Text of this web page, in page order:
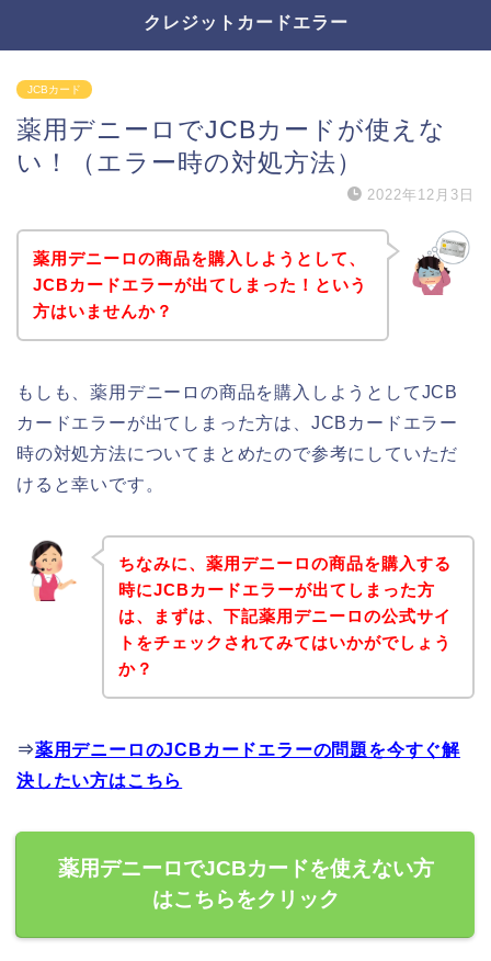
クレジットカードエラー
JCBカード
薬用デニーロでJCBカードが使えな
い！（エラー時の対処方法）
2022年12月3日
薬用デニーロの商品を購入しようとして、
JCBカードエラーが出てしまった！という
方はいませんか？
もしも、薬用デニーロの商品を購入しようとしてJCB
カードエラーが出てしまった方は、JCBカードエラー
時の対処方法についてまとめたので参考にしていただ
けると幸いです。
ちなみに、薬用デニーロの商品を購入する
時にJCBカードエラーが出てしまった方
は、まずは、下記薬用デニーロの公式サイ
トをチェックされてみてはいかがでしょう
か？
⇒薬用デニーロのJCBカードエラーの問題を今すぐ解
決したい方はこちら
薬用デニーロでJCBカードを使えない方
はこちらをクリック